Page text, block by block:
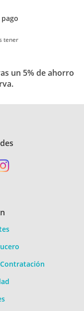
tener
un 5% de ahorro